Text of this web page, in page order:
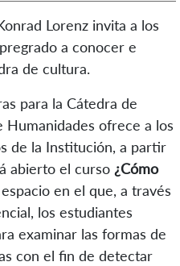
Lorenz invita a los
a conocer e
de cultura.
para la Cátedra de
ofrece a los
de la Institución, a partir
abierto el curso ¿Cómo
en el que, a través
los estudiantes
examinar las formas de
con el fin de detectar